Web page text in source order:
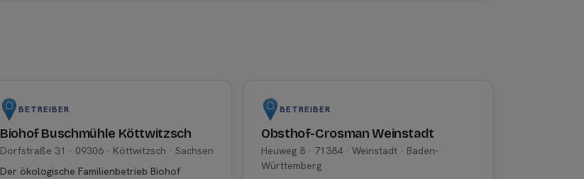
BETREIBER
Biohof Buschmühle Köttwitzsch
Dorfstraße 31 · 09306 · Köttwitzsch · Sachsen
Der ökologische Familienbetrieb Biohof
BETREIBER
Obsthof-Crosman Weinstadt
Heuweg 8 · 71384 · Weinstadt · Baden-
Württemberg